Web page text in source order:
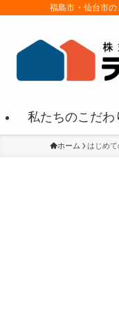
福島市・仙台市
私たちのこだわ
ホーム はじめ